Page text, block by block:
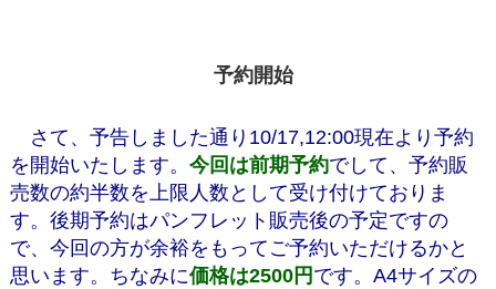
予約開始
さて、予告しました通り10/17,12:00現在より予約
を開始いたします。今回は前期予約でして、予約販
売数の約半数を上限人数として受け付けておりま
す。後期予約はパンフレット販売後の予定ですの
で、今回の方が余裕をもってご予約いただけるかと
思います。ちなみに価格は2500円です。A4サイズの